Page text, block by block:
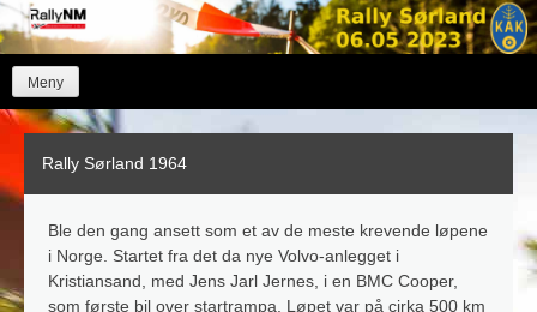
Skip
to
Meny
Rally Sørland 1964
Ble den gang ansett som et av de meste krevende løpene
i Norge. Startet fra det da nye Volvo-anlegget i
Kristiansand, med Jens Jarl Jernes, i en BMC Cooper,
som første bil over startrampa. Løpet var på cirka 500 km